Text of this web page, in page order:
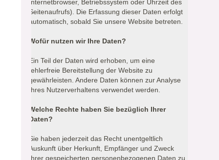
Internetbrowser, Betriebssystem oder Uhrzeit des
Seitenaufrufs). Die Erfassung dieser Daten erfolgt
automatisch, sobald Sie unsere Website betreten.
Wofür nutzen wir Ihre Daten?
Ein Teil der Daten wird erhoben, um eine
fehlerfreie Bereitstellung der Website zu
gewährleisten. Andere Daten können zur Analyse
Ihres Nutzerverhaltens verwendet werden.
Welche Rechte haben Sie bezüglich Ihrer
Daten?
Sie haben jederzeit das Recht unentgeltlich
Auskunft über Herkunft, Empfänger und Zweck
Ihrer gespeicherten personenbezogenen Daten zu